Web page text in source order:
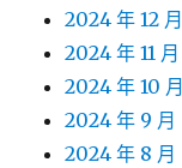
2024 年 12 月
2024 年 11 月
2024 年 10 月
2024 年 9 月
2024 年 8 月